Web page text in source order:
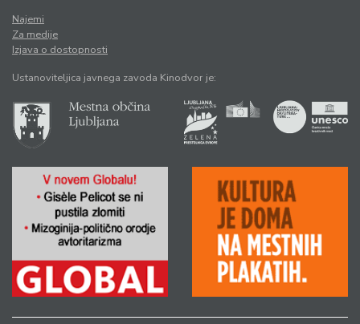
Najemi
Za medije
Izjava o dostopnosti
Ustanoviteljica javnega zavoda Kinodvor je: